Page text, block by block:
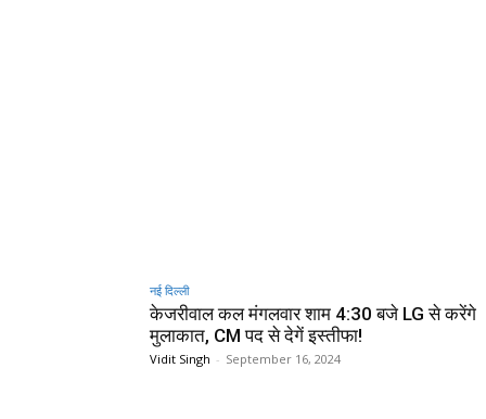
नई दिल्ली
केजरीवाल कल मंगलवार शाम 4:30 बजे LG से करेंगे
मुलाकात, CM पद से देगें इस्तीफा!
Vidit Singh - September 16, 2024